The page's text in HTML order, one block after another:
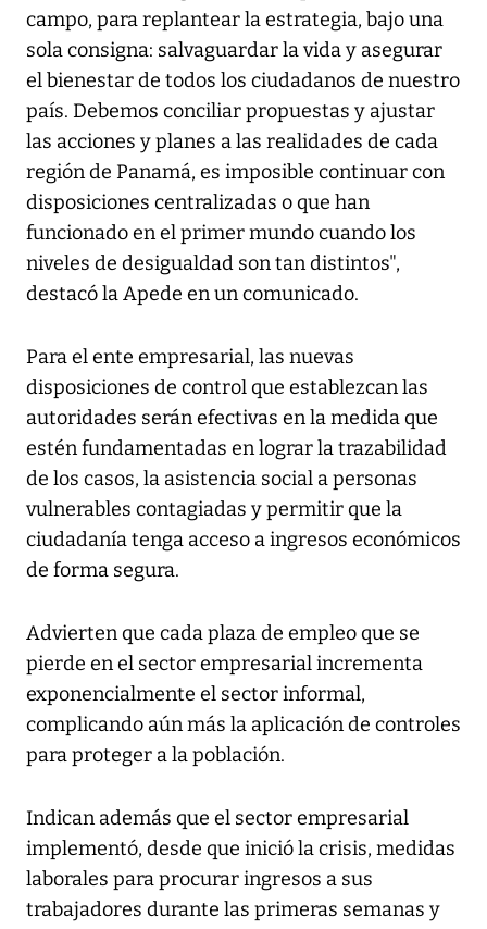
campo, para replantear la estrategia, bajo una
sola consigna: salvaguardar la vida y asegurar
el bienestar de todos los ciudadanos de nuestro
país. Debemos conciliar propuestas y ajustar
las acciones y planes a las realidades de cada
región de Panamá, es imposible continuar con
disposiciones centralizadas o que han
funcionado en el primer mundo cuando los
niveles de desigualdad son tan distintos",
destacó la Apede en un comunicado.
Para el ente empresarial, las nuevas
disposiciones de control que establezcan las
autoridades serán efectivas en la medida que
estén fundamentadas en lograr la trazabilidad
de los casos, la asistencia social a personas
vulnerables contagiadas y permitir que la
ciudadanía tenga acceso a ingresos económicos
de forma segura.
Advierten que cada plaza de empleo que se
pierde en el sector empresarial incrementa
exponencialmente el sector informal,
complicando aún más la aplicación de controles
para proteger a la población.
Indican además que el sector empresarial
implementó, desde que inició la crisis, medidas
laborales para procurar ingresos a sus
trabajadores durante las primeras semanas y